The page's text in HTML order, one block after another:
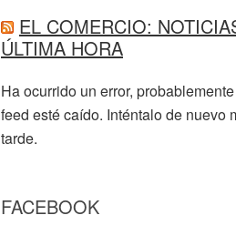
EL COMERCIO:
ÚLTIMA HORA
Ha ocurrido un error,
feed esté caído. Inténtalo de nuevo
tarde.
FACEBOOK